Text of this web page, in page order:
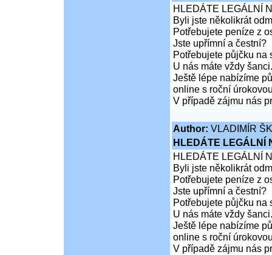
HLEDÁTE LEGÁLNÍ
Byli jste několikrát
Potřebujete peníze z
Jste upřímní a čestní?
Potřebujete půjčku na
U nás máte vždy šanci.
Ještě lépe nabízíme
online s roční
V případě zájmu nás
Author: VLADIMÍR
HLEDÁTE LEGÁLNÍ
HLEDÁTE LEGÁLNÍ
Byli jste několikrát
Potřebujete peníze z
Jste upřímní a čestní?
Potřebujete půjčku na
U nás máte vždy šanci.
Ještě lépe nabízíme
online s roční
V případě zájmu nás